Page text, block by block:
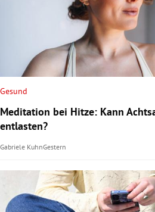
Gesund
Meditation bei Hitze: Kann
entlasten?
Gabriele KuhnGestern